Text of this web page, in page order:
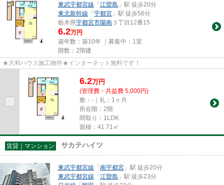
東武宇都宮線 「江曽島 」駅 徒歩20分
東北新幹線 「宇都宮 」駅 徒歩56分
栃木県宇都宮市陽南 ３丁目12番15
6.2万円
築年数：築10年 ｜募集中： 1室
階数：2階建
★大和ハウス施工物件★インターネット無料です！
6.2万円
(管理費・共益費 5,000円)
敷：-｜礼：1ヶ月
所在階：2階
間取り：1LDK
面積：41.71㎡
賃貸｜マンション サカテハイツ
東武宇都宮線 「南宇都宮 」駅 徒歩20分
東武宇都宮線 「江曽島 」駅 徒歩23分